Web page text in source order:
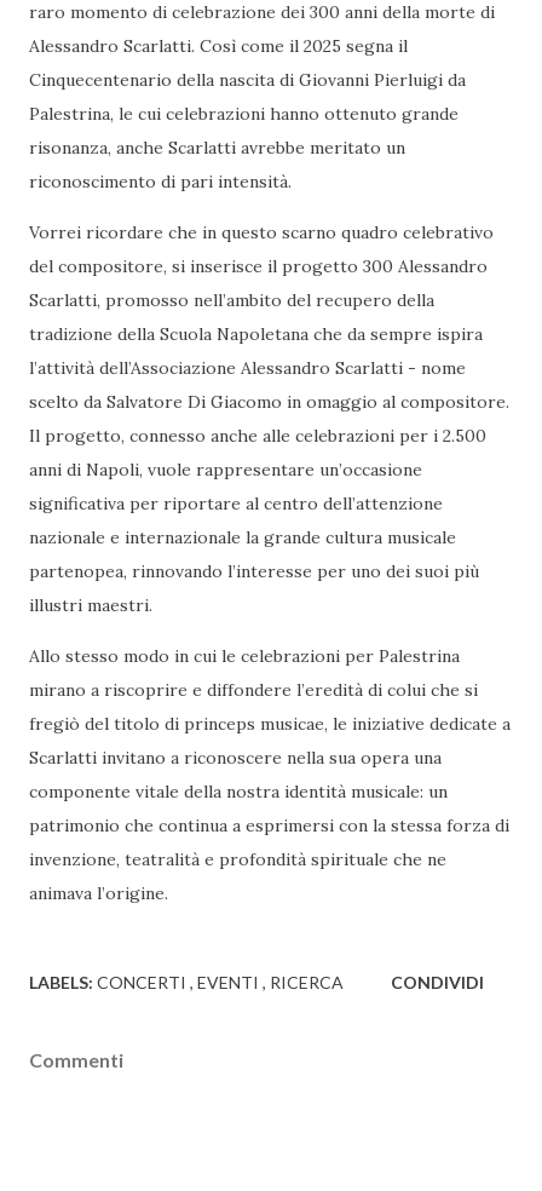
raro momento di celebrazione dei 300 anni della morte di
Alessandro Scarlatti. Così come il 2025 segna il
Cinquecentenario della nascita di Giovanni Pierluigi da
Palestrina, le cui celebrazioni hanno ottenuto grande
risonanza, anche Scarlatti avrebbe meritato un
riconoscimento di pari intensità.
Vorrei ricordare che in questo scarno quadro celebrativo
del compositore, si inserisce il progetto 300 Alessandro
Scarlatti, promosso nell’ambito del recupero della
tradizione della Scuola Napoletana che da sempre ispira
l’attività dell’Associazione Alessandro Scarlatti - nome
scelto da Salvatore Di Giacomo in omaggio al compositore.
Il progetto, connesso anche alle celebrazioni per i 2.500
anni di Napoli, vuole rappresentare un’occasione
significativa per riportare al centro dell’attenzione
nazionale e internazionale la grande cultura musicale
partenopea, rinnovando l’interesse per uno dei suoi più
illustri maestri.
Allo stesso modo in cui le celebrazioni per Palestrina
mirano a riscoprire e diffondere l’eredità di colui che si
fregiò del titolo di princeps musicae, le iniziative dedicate a
Scarlatti invitano a riconoscere nella sua opera una
componente vitale della nostra identità musicale: un
patrimonio che continua a esprimersi con la stessa forza di
invenzione, teatralità e profondità spirituale che ne
animava l’origine.
LABELS: CONCERTI EVENTI RICERCA CONDIVIDI
Commenti